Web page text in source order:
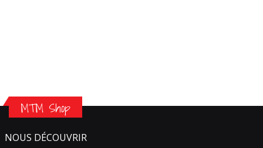
MTM Shop
NOUS DÉCOUVRIR